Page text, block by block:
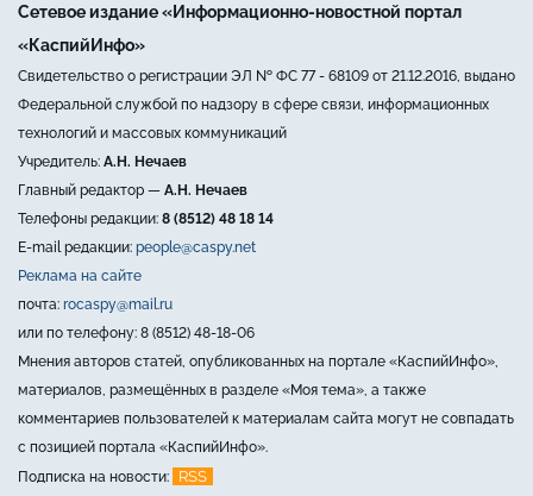
Сетевое издание «Информационно-новостной портал
«КаспийИнфо»
Свидетельство о регистрации ЭЛ № ФС 77 - 68109 от 21.12.2016, выдано
Федеральной службой по надзору в сфере связи, информационных
технологий и массовых коммуникаций
Учредитель: А.Н. Нечаев
Главный редактор — А.Н. Нечаев
Телефоны редакции: 8 (8512) 48 18 14
E-mail редакции: people@caspy.net
Реклама на сайте
почта: rocaspy@mail.ru
или по телефону: 8 (8512) 48-18-06
Мнения авторов статей, опубликованных на портале «КаспийИнфо»,
материалов, размещённых в разделе «Моя тема», а также
комментариев пользователей к материалам сайта могут не совпадать
с позицией портала «КаспийИнфо».
Подписка на новости:
RSS